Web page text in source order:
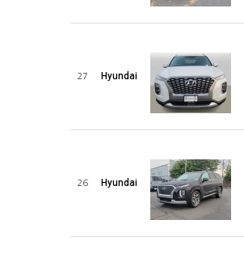
27 Hyundai
26 Hyundai